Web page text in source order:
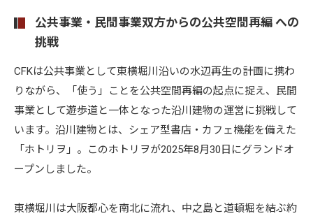
公共事業・民間事業双方からの公共空間再編 への
挑戦
CFKは公共事業として東横堀川沿いの水辺再生の計画に携わ
りながら、「使う」ことを公共空間再編の起点に捉え、民間
事業として遊歩道と一体となった沿川建物の運営に挑戦して
います。沿川建物とは、シェア型書店・カフェ機能を備えた
「ホトリヲ」。このホトリヲが2025年8月30日にグランドオ
ープンしました。
東横堀川は大阪都心を南北に流れ、中之島と道頓堀を結ぶ約